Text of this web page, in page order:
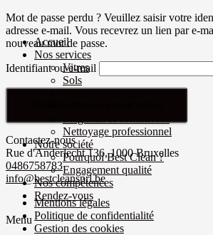
Accueil
Nos services
Vitres
Sols
Parties communes
Magasins et commerces
Nettoyage professionnel
Notre société
Pourquoi Best Clean ?
Engagement qualité
Nos compétences
Rendez-vous
Menu
Mot de passe perdu ? Veuillez saisir votre
adresse e-mail. Vous recevrez un lien par e-
nouveau mot de passe.
Identifiant ou e-mail
Contactez-nous
Rue d'Anderlecht 136, 1000 Bruxelles
0486758783
info@bestcleansprl.be
Mentions légales
Politique de confidentialité
Gestion des cookies